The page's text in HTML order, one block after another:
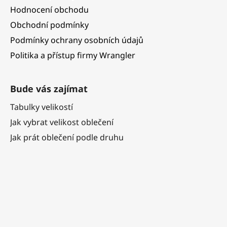
Hodnocení obchodu
Obchodní podmínky
Podmínky ochrany osobních údajů
Politika a přístup firmy Wrangler
Bude vás zajímat
Tabulky velikostí
Jak vybrat velikost oblečení
Jak prát oblečení podle druhu